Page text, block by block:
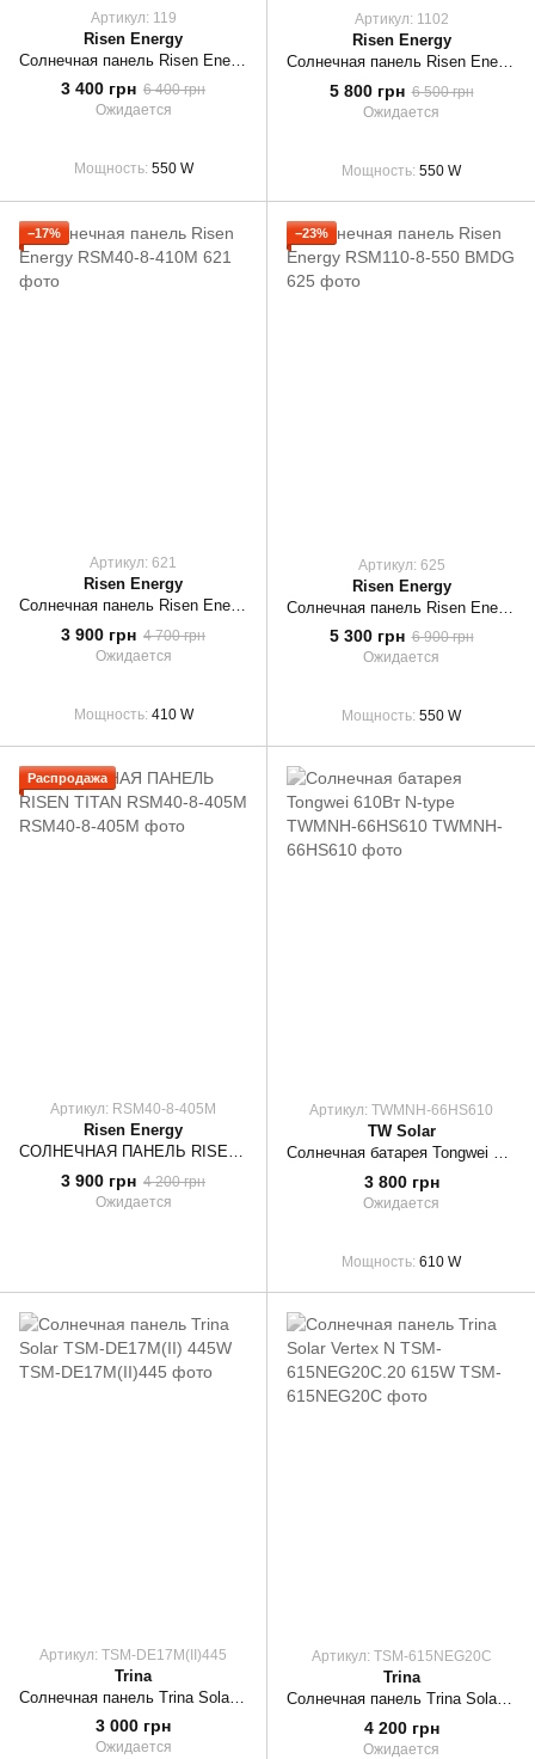
Артикул: 119
Risen Energy
3 400 грн 6 400 грн
Ожидается
Мощность 550 W
Артикул: 1102
Risen Energy
Солнечная панель Risen Energy RSM110-8-550 BMDG Bifacial
5 800 грн 6 500 грн
Ожидается
Мощность 550 W
−17%
Артикул: 621
Risen Energy
Солнечная панель Risen Energy RSM40-8-410M
3 900 грн 4 700 грн
Ожидается
Мощность 410 W
−23%
Артикул: 625
Risen Energy
5 300 грн 6 900 грн
Ожидается
Мощность 550 W
Распродажа
Артикул: RSM40-8-405M
Risen Energy
СОЛНЕЧНАЯ ПАНЕЛЬ RISEN TITAN RSM40-8-405M
3 900 грн 4 200 грн
Ожидается
Артикул: TWMNH-66HS610
TW Solar
Солнечная батарея Tongwei 610Вт N-type TWMNH-66HS610
3 800 грн
Ожидается
Мощность 610 W
Артикул: TSM-DE17M(II)445
Trina
3 000 грн
Ожидается
Артикул: TSM-615NEG20C
Trina
4 200 грн
Ожидается